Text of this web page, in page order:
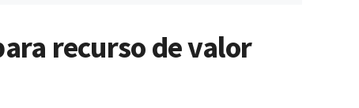
recurso de valor